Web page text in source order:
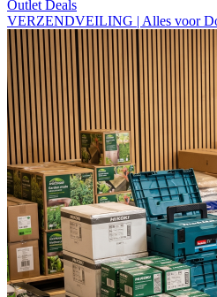
Outlet Deals
VERZENDVEILING | Alles voor